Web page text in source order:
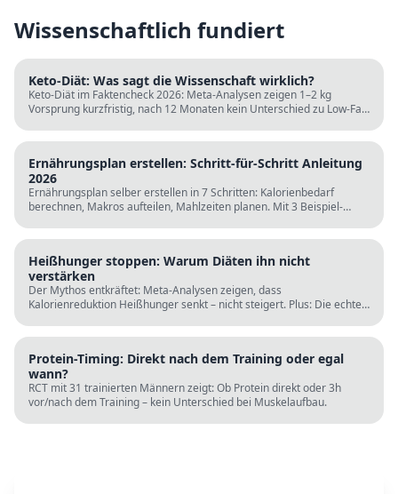
Wissenschaftlich fundiert
Keto-Diät: Was sagt die Wissenschaft wirklich?
Keto-Diät im Faktencheck 2026: Meta-Analysen zeigen 1–2 kg
Vorsprung kurzfristig, nach 12 Monaten kein Unterschied zu Low-Fat.
Ernährungsplan erstellen: Schritt-für-Schritt Anleitung
2026
Ernährungsplan selber erstellen in 7 Schritten: Kalorienbedarf
berechnen, Makros aufteilen, Mahlzeiten planen. Mit 3 Beispiel-
Heißhunger stoppen: Warum Diäten ihn nicht
verstärken
Der Mythos entkräftet: Meta-Analysen zeigen, dass
Kalorienreduktion Heißhunger senkt – nicht steigert. Plus: Die echten
Protein-Timing: Direkt nach dem Training oder egal
wann?
RCT mit 31 trainierten Männern zeigt: Ob Protein direkt oder 3h
vor/nach dem Training – kein Unterschied bei Muskelaufbau.